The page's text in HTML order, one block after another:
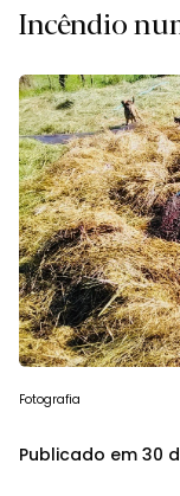
Incêndio
Fotografia
Publicado em 30